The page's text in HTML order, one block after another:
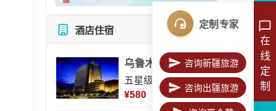
酒店住宿 所有酒店
乌鲁木齐美丽华大酒
五星级酒店
¥580
在
线
定
制
定制专家
咨询新疆旅游
咨询出疆旅游